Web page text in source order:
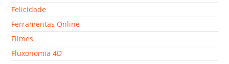
Felicidade
Ferramentas Online
Filmes
Fluxonomia 4D